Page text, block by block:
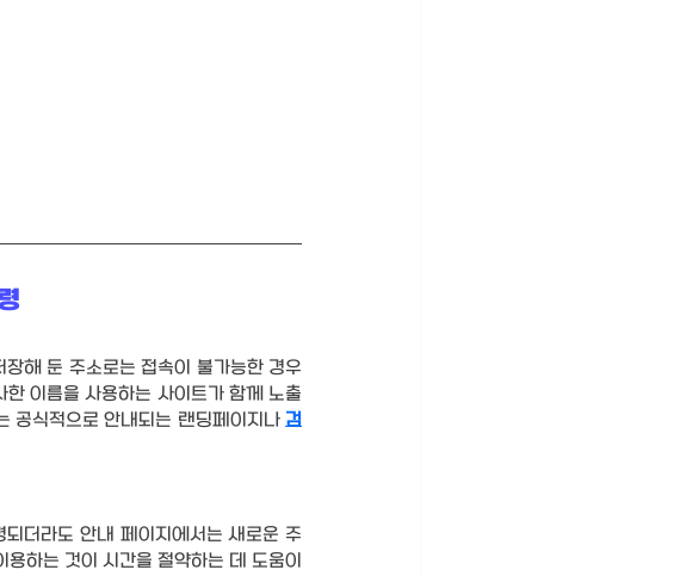
해 둔 주소로는 접속이 불가능한 경우
이름을 사용하는 사이트가 함께 노출
공식적으로 안내되는 랜딩페이지나 검
더라도 안내 페이지에서는 새로운 주
하는 것이 시간을 절약하는 데 도움이